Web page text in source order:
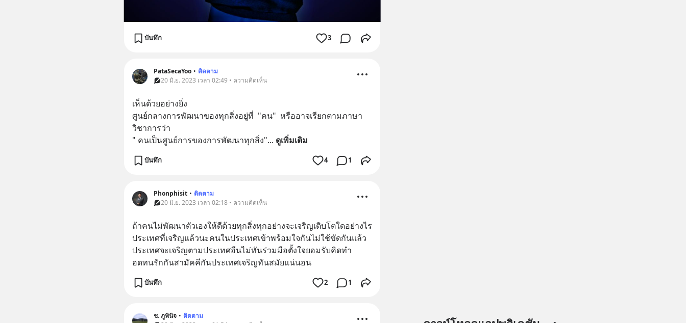
บันทึก 3
PataSecaYoo • ติดตาม
20 มิ.ย. 2023 เวลา 02:49 • ความคิดเห็น
เห็นด้วยอย่างยิ่ง
ศูนย์กลางการพัฒนาของทุกสิ่งอยู่ที่  "คน"  หรืออาจเรียกตามภาษา
วิชาการว่า
" คนเป็นศูนย์การของการพัฒนาทุกสิ่ง"... ดูเพิ่มเติม
บันทึก 4 1
Phonphisit • ติดตาม
20 มิ.ย. 2023 เวลา 02:18 • ความคิดเห็น
ถ้าคนไม่พัฒนาตัวเองให้ดีด้วยทุกสิ่งทุกอย่างจะเจริญเติบโตใดอย่างไร
ประเทศที่เจริญแล้วนะคนในประเทศเข้าพร้อมใจกันไม่ใช้ขัดกันแล้ว
ประเทศจะเจริญตามประเทศอืนไม่ทันร่วมมือตั้งใจยอมรับคิดทำ
อดทนรักกันสามัคคีกันประเทศเจริญทันสมัยแน่นอน
บันทึก 2 1
ช. ภูพินิจ • ติดตาม